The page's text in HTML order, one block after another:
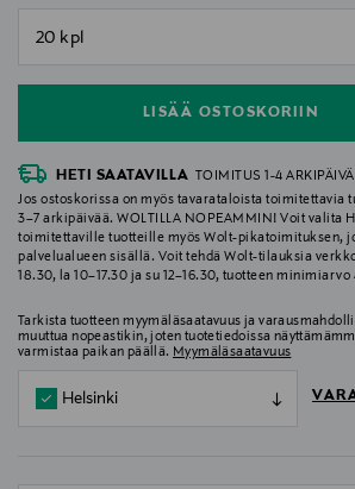
LISÄÄ OSTOSKORIIN
null
null
HETI SAATAVILLA
TOIMITUS 1-4
Jos ostoskorissa on myös tavarataloista toimitettavia
3–7 arkipäivää. WOLTILLA NOPEAMMIN! Voit valita
toimitettaville tuotteille myös Wolt-pikatoimituksen,
palvelualueen sisällä. Voit tehdä Wolt-tilauksia
18.30, la 10–17.30 ja su 12–16.30, tuotteen minimiarvo
Tarkista tuotteen myymäläsaatavuus ja
muuttua nopeastikin, joten tuotetiedoissa
varmistaa paikan päällä. Myymäläsaatavuus
Helsinki